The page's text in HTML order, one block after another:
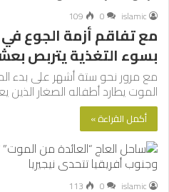
islamic
0
109
مع تفاقم أزمة الجوع
بسوء التغذية يتربص
مع مرور نحو ستة أشهر على بدء
الموت يطارد أطفاله الصغار
أكمل القراءة »
islamic
0
113